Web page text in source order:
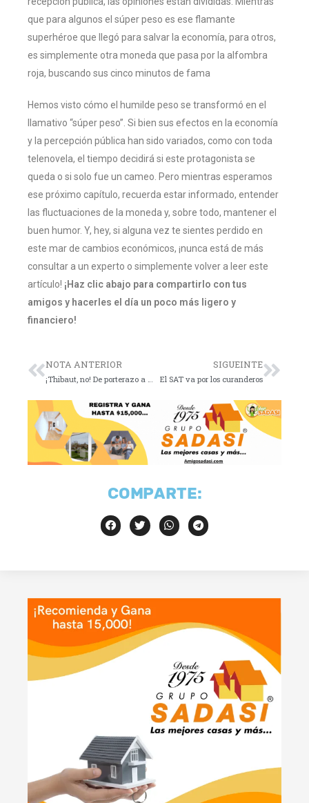
que para algunos el súper peso es ese flamante
superhéroe que llegó para salvar la economía, para otros,
es simplemente otra moneda que pasa por la alfombra
roja, buscando sus cinco minutos de fama
Hemos visto cómo el humilde peso se transformó en el
llamativo “súper peso”. Si bien sus efectos en la economía
y la percepción pública han sido variados, como con toda
telenovela, el tiempo decidirá si este protagonista se
queda o si solo fue un cameo. Pero mientras esperamos
ese próximo capítulo, recuerda estar informado, entender
las fluctuaciones de la moneda y, sobre todo, mantener el
buen humor. Y, hey, si alguna vez te sientes perdido en
este mar de cambios económicos, ¡nunca está de más
consultar a un experto o simplemente volver a leer este
artículo! ¡Haz clic abajo para compartirlo con tus
amigos y hacerles el día un poco más ligero y
financiero!
NOTA ANTERIOR SIGUEINTE
El SAT va por los curanderos
COMPARTE: